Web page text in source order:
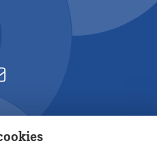
voor Raadsleden